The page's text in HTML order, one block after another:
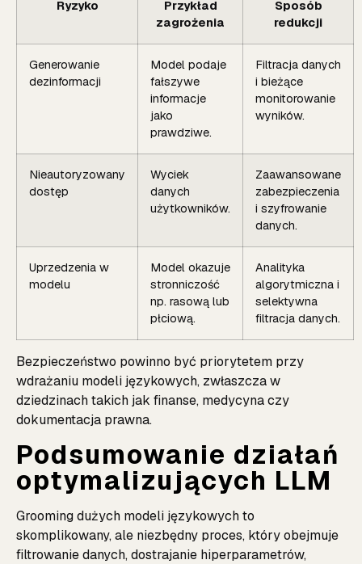
Ryzyko
Przykład
zagrożenia
Sposób
redukcji
Generowanie
dezinformacji
Model podaje
fałszywe
informacje
jako
prawdziwe.
Filtracja danych
i bieżące
monitorowanie
wyników.
Nieautoryzowany
dostęp
Wyciek
danych
użytkowników.
Zaawansowane
zabezpieczenia
i szyfrowanie
danych.
Uprzedzenia w
modelu
Model okazuje
stronniczość
np. rasową lub
płciową.
Analityka
algorytmiczna i
selektywna
filtracja danych.
Bezpieczeństwo powinno być priorytetem przy
wdrażaniu modeli językowych, zwłaszcza w
dziedzinach takich jak finanse, medycyna czy
dokumentacja prawna.
Podsumowanie działań
optymalizujących LLM
Grooming dużych modeli językowych to
skomplikowany, ale niezbędny proces, który obejmuje
filtrowanie danych, dostrajanie hiperparametrów,